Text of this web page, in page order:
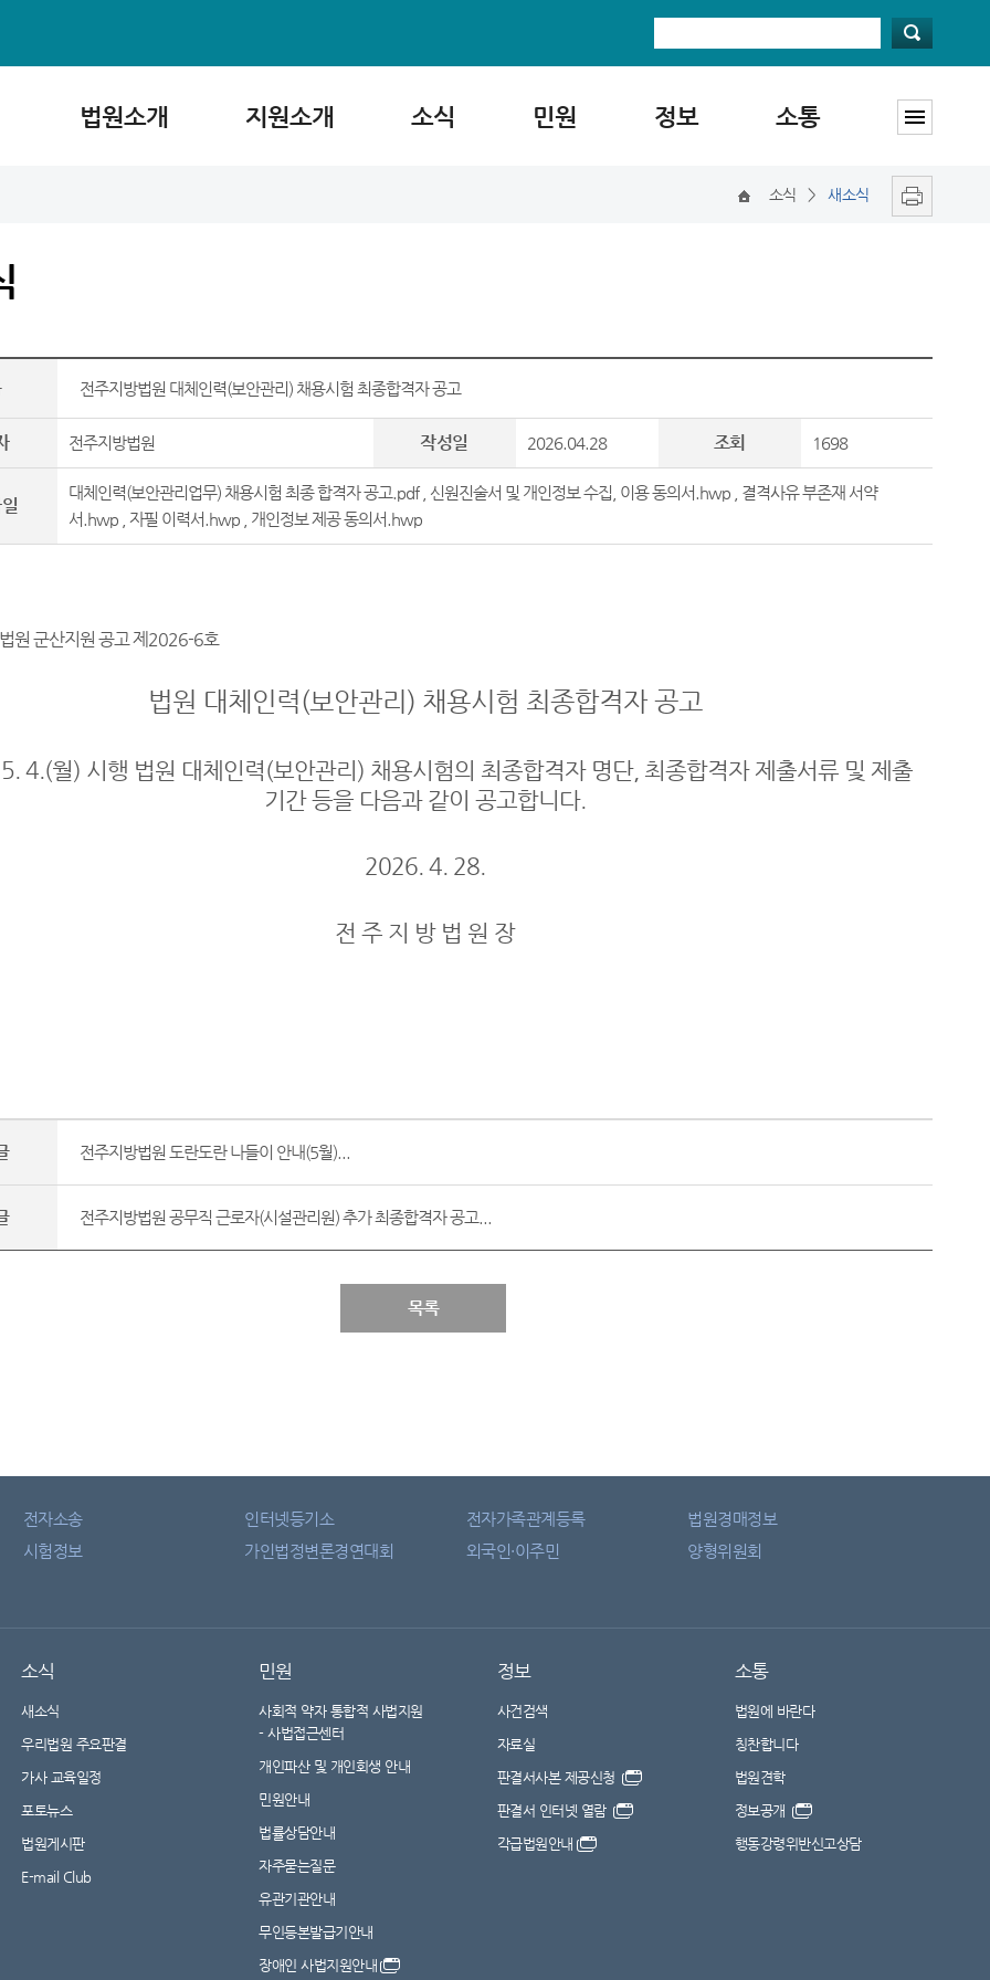
법원소개 지원소개 소식 민원 정보 소통
소식 > 새소식
전주지방법원 대체인력(보안관리) 채용시험 최종합격자 공고
전주지방법원 작성일 2026.04.28 조회 1698
대체인력(보안관리업무) 채용시험 최종 합격자 공고.pdf, 신원진술서 및 개인정보 수집, 이용 동의서.hwp, 결격사유 부존재 서약
서.hwp, 자필 이력서.hwp, 개인정보 제공 동의서.hwp
원 군산지원 공고 제2026-6호
법원 대체인력(보안관리) 채용시험 최종합격자 공고
4.(월) 시행 법원 대체인력(보안관리) 채용시험의 최종합격자 명단, 최종합격자 제출서류 및 제출
기간 등을 다음과 같이 공고합니다.
2026. 4. 28.
전 주 지 방 법 원 장
전주지방법원 도란도란 나들이 안내(5월)...
전주지방법원 공무직 근로자(시설관리원) 추가 최종합격자 공고...
목록
전자소송 인터넷등기소 전자가족관계등록
법원경매정보
시험정보 가인법정변론경연대회 외국인·이주민
양형위원회
소식
새소식
우리법원 주요판결
가사 교육일정
포토뉴스
법원게시판
E-mail Club
민원
사회적 약자 통합적 사법지원
- 사법접근센터
개인파산 및 개인회생 안내
민원안내
법률상담안내
자주묻는질문
유관기관안내
무인등본발급기안내
장애인 사법지원안내
정보
사건검색
자료실
판결서사본 제공신청
판결서 인터넷 열람
각급법원안내
소통
법원에 바란다
칭찬합니다
법원견학
정보공개
행동강령위반신고상담